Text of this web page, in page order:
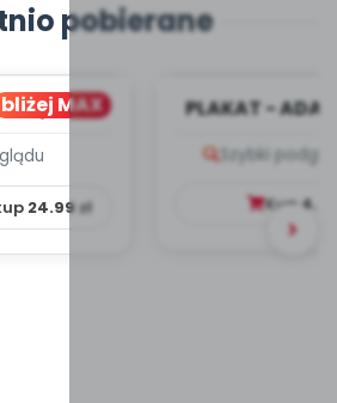
pobierane
bliżej MAX
–
24.99zł
PLAKAT -
Szybki
Kup